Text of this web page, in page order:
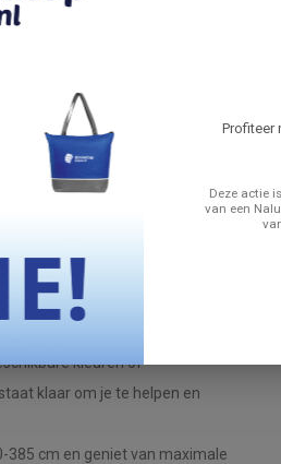
omstandigheden.
montageservice aan. Onze
en veilig op je boot wordt
en bescherming.
ons eigen bedrijf in Nederland.
mogelijk.
kleuren of
klaar om je te helpen en
385 cm en geniet van maximale
Profiteer
Deze actie
van een